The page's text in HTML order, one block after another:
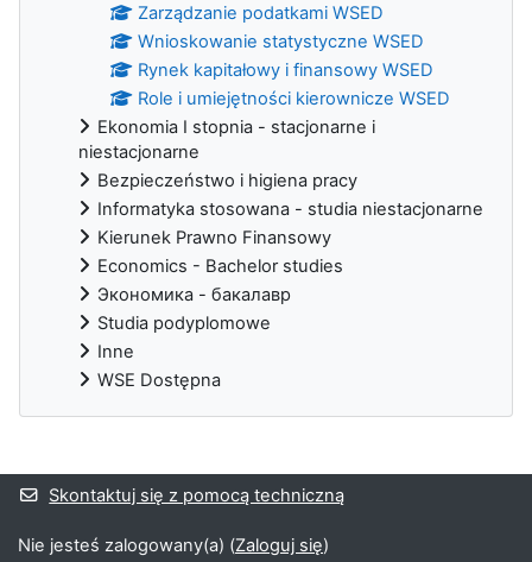
Zarządzanie podatkami WSED
Wnioskowanie statystyczne WSED
Rynek kapitałowy i finansowy WSED
Role i umiejętności kierownicze WSED
Ekonomia I stopnia - stacjonarne i
niestacjonarne
Bezpieczeństwo i higiena pracy
Informatyka stosowana - studia niestacjonarne
Kierunek Prawno Finansowy
Economics - Bachelor studies
Экономика - бакалавр
Studia podyplomowe
Inne
WSE Dostępna
Bloki uzupełniające
Skontaktuj się z pomocą techniczną
Nie jesteś zalogowany(a) (Zaloguj się)